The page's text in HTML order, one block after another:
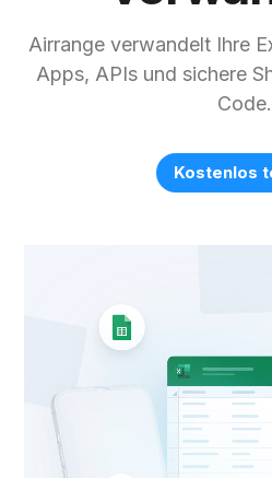
Airrange verwandelt Ihre
Apps, APIs und sichere
Code.
Kostenlos